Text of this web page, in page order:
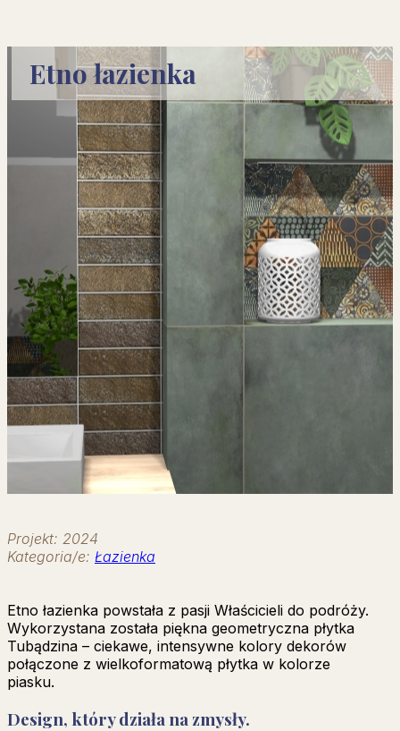
Etno łazienka
Projekt: 2024
Kategoria/e: Łazienka
Etno łazienka powstała z pasji Właścicieli do podróży.
Wykorzystana została piękna geometryczna płytka
Tubądzina – ciekawe, intensywne kolory dekorów
połączone z wielkoformatową płytka w kolorze
piasku.
Design, który działa na zmysły.